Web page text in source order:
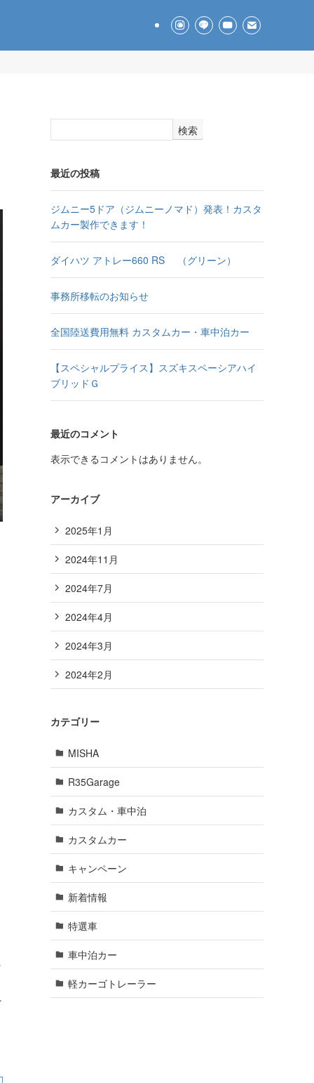
検索
最近の投稿
ジムニー5ドア（ジムニーノマド）発表！カスタ
ムカー製作できます！
ダイハツ アトレー660 RS （グリーン）
事務所移転のお知らせ
全国陸送費用無料 カスタムカー・車中泊カー
【スペシャルプライス】スズキスペーシアハイ
ブリッドＧ
最近のコメント
表示できるコメントはありません。
アーカイブ
2025年1月
2024年11月
2024年7月
2024年4月
2024年3月
2024年2月
カテゴリー
MISHA
R35Garage
カスタム・車中泊
カスタムカー
キャンペーン
新着情報
特選車
車中泊カー
軽カーゴトレーラー